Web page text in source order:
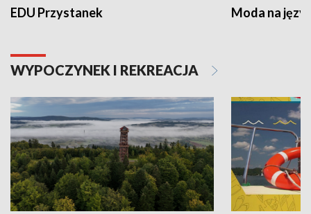
EDU Przystanek Moda na
WYPOCZYNEK I REKREACJA